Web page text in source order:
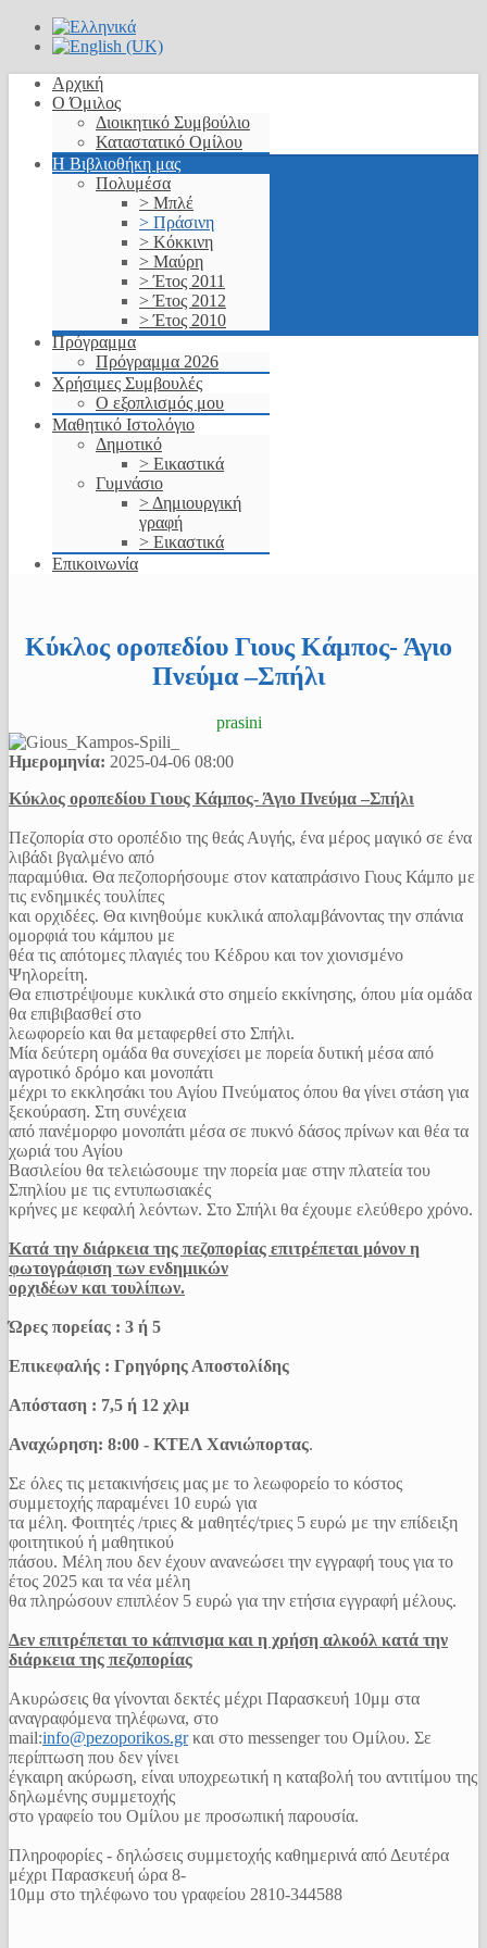
Αρχική
Ο Όμιλος
Διοικητικό Συμβούλιο
Καταστατικό Ομίλου
Η Βιβλιοθήκη μας
Πολυμέσα
> Μπλέ
> Πράσινη
> Κόκκινη
> Μαύρη
> Έτος 2011
> Έτος 2012
> Έτος 2010
Πρόγραμμα
Πρόγραμμα 2026
Χρήσιμες Συμβουλές
Ο εξοπλισμός μου
Μαθητικό Ιστολόγιο
Δημοτικό
> Εικαστικά
Γυμνάσιο
> Δημιουργική
γραφή
> Εικαστικά
Επικοινωνία
Κύκλος οροπεδίου Γιους Κάμπος- Άγιο
Πνεύμα –Σπήλι
prasini
Ημερομηνία: 2025-04-06 08:00
Κύκλος οροπεδίου Γιους Κάμπος- Άγιο Πνεύμα –Σπήλι
Πεζοπορία στο οροπέδιο της θεάς Αυγής, ένα μέρος μαγικό σε ένα
λιβάδι βγαλμένο από
παραμύθια. Θα πεζοπορήσουμε στον καταπράσινο Γιους Κάμπο με
τις ενδημικές τουλίπες
και ορχιδέες. Θα κινηθούμε κυκλικά απολαμβάνοντας την σπάνια
ομορφιά του κάμπου με
θέα τις απότομες πλαγιές του Κέδρου και τον χιονισμένο
Ψηλορείτη.
Θα επιστρέψουμε κυκλικά στο σημείο εκκίνησης, όπου μία ομάδα
θα επιβιβασθεί στο
λεωφορείο και θα μεταφερθεί στο Σπήλι.
Μία δεύτερη ομάδα θα συνεχίσει με πορεία δυτική μέσα από
αγροτικό δρόμο και μονοπάτι
μέχρι το εκκλησάκι του Αγίου Πνεύματος όπου θα γίνει στάση για
ξεκούραση. Στη συνέχεια
από πανέμορφο μονοπάτι μέσα σε πυκνό δάσος πρίνων και θέα τα
χωριά του Αγίου
Βασιλείου θα τελειώσουμε την πορεία μαε στην πλατεία του
Σπηλίου με τις εντυπωσιακές
κρήνες με κεφαλή λεόντων. Στο Σπήλι θα έχουμε ελεύθερο χρόνο.
Κατά την διάρκεια της πεζοπορίας επιτρέπεται μόνον η
φωτογράφιση των ενδημικών
ορχιδέων και τουλίπων.
Ώρες πορείας : 3 ή 5
Επικεφαλής : Γρηγόρης Αποστολίδης
Απόσταση : 7,5 ή 12 χλμ
Αναχώρηση: 8:00 - ΚΤΕΛ Χανιώπορτας.
Σε όλες τις μετακινήσεις μας με το λεωφορείο το κόστος
συμμετοχής παραμένει 10 ευρώ για
τα μέλη. Φοιτητές /τριες & μαθητές/τριες 5 ευρώ με την επίδειξη
φοιτητικού ή μαθητικού
πάσου. Μέλη που δεν έχουν ανανεώσει την εγγραφή τους για το
έτος 2025 και τα νέα μέλη
θα πληρώσουν επιπλέον 5 ευρώ για την ετήσια εγγραφή μέλους.
Δεν επιτρέπεται το κάπνισμα και η χρήση αλκοόλ κατά την
διάρκεια της πεζοπορίας
Ακυρώσεις θα γίνονται δεκτές μέχρι Παρασκευή 10μμ στα
αναγραφόμενα τηλέφωνα, στο
mail:info@pezoporikos.grκαι στο messenger του Ομίλου. Σε
περίπτωση που δεν γίνει
έγκαιρη ακύρωση, είναι υποχρεωτική η καταβολή του αντιτίμου της
δηλωμένης συμμετοχής
στο γραφείο του Ομίλου με προσωπική παρουσία.
Πληροφορίες - δηλώσεις συμμετοχής καθημερινά από Δευτέρα
μέχρι Παρασκευή ώρα 8-
10μμ στo τηλέφωνο του γραφείου 2810-344588